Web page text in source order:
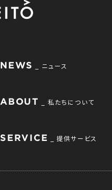
NEWS ニュース
ABOUT 私たちについて
SERVICE 提供サービス